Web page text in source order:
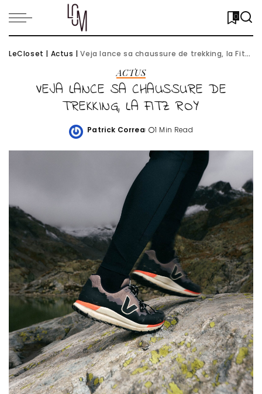
0
LeCloset | Actus |Veja lance sa chaussure de trekking, la Fitz Roy
ACTUS
VEJA LANCE SA CHAUSSURE DE
TREKKING, LA FITZ ROY
Posted
Patrick Correa 1 Min Read